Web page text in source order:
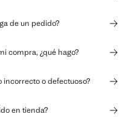
de un pedido?
compra, ¿qué hago?
incorrecto o defectuoso?
en tienda?